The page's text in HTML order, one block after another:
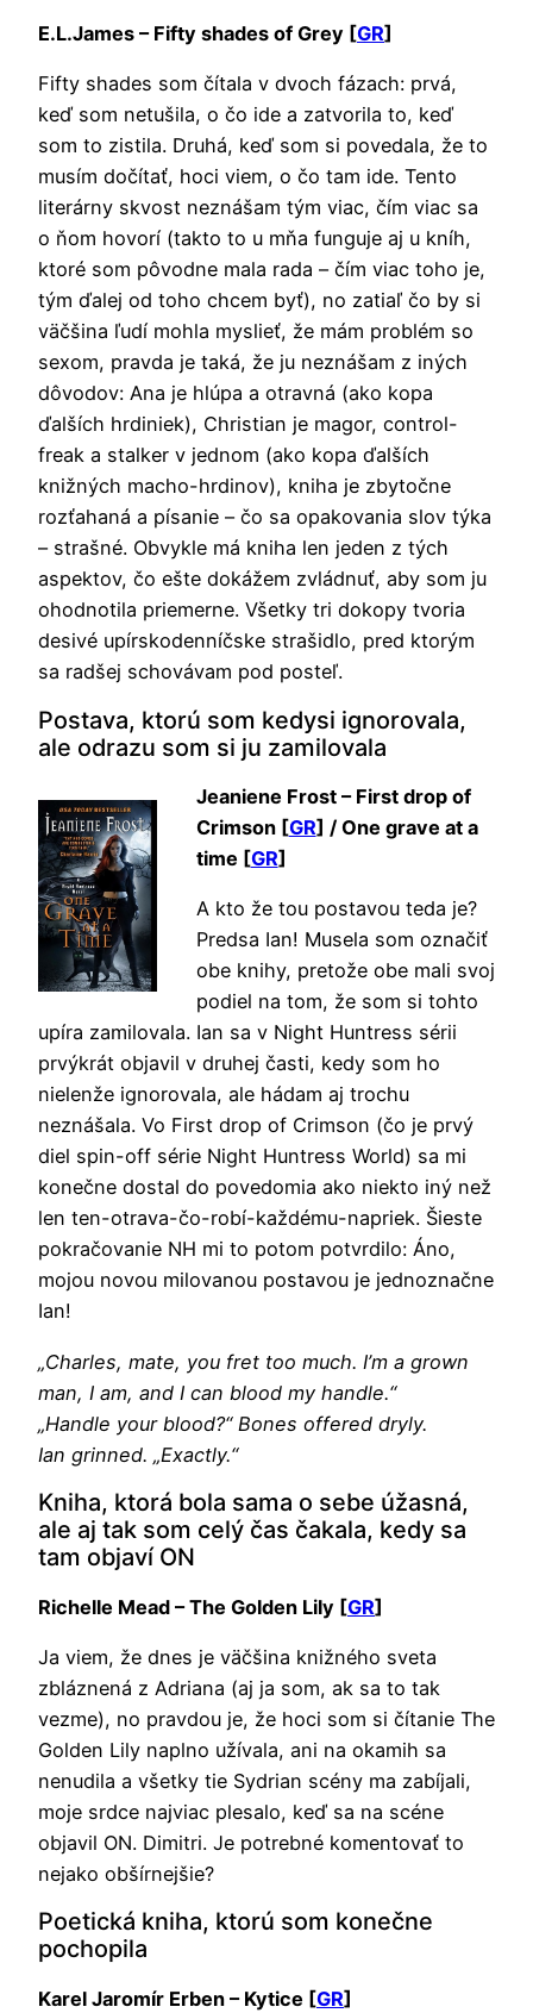
E.L.James – Fifty shades of Grey [GR]
Fifty shades som čítala v dvoch fázach: prvá,
keď som netušila, o čo ide a zatvorila to, keď
som to zistila. Druhá, keď som si povedala, že to
musím dočítať, hoci viem, o čo tam ide. Tento
literárny skvost neznášam tým viac, čím viac sa
o ňom hovorí (takto to u mňa funguje aj u kníh,
ktoré som pôvodne mala rada – čím viac toho je,
tým ďalej od toho chcem byť), no zatiaľ čo by si
väčšina ľudí mohla myslieť, že mám problém so
sexom, pravda je taká, že ju neznášam z iných
dôvodov: Ana je hlúpa a otravná (ako kopa
ďalších hrdiniek), Christian je magor, control-
freak a stalker v jednom (ako kopa ďalších
knižných macho-hrdinov), kniha je zbytočne
rozťahaná a písanie – čo sa opakovania slov týka
– strašné. Obvykle má kniha len jeden z tých
aspektov, čo ešte dokážem zvládnuť, aby som ju
ohodnotila priemerne. Všetky tri dokopy tvoria
desivé upírskodenníčske strašidlo, pred ktorým
sa radšej schovávam pod posteľ.
Postava, ktorú som kedysi ignorovala,
ale odrazu som si ju zamilovala
Jeaniene Frost – First drop of
Crimson [GR] / One grave at a
time [GR]
A kto že tou postavou teda je?
Predsa Ian! Musela som označiť
obe knihy, pretože obe mali svoj
podiel na tom, že som si tohto
upíra zamilovala. Ian sa v Night Huntress sérii
prvýkrát objavil v druhej časti, kedy som ho
nielenže ignorovala, ale hádam aj trochu
neznášala. Vo First drop of Crimson (čo je prvý
diel spin-off série Night Huntress World) sa mi
konečne dostal do povedomia ako niekto iný než
len ten-otrava-čo-robí-každému-napriek. Šieste
pokračovanie NH mi to potom potvrdilo: Áno,
mojou novou milovanou postavou je jednoznačne
Ian!
„Charles, mate, you fret too much. I’m a grown
man, I am, and I can blood my handle.“
„Handle your blood?“ Bones offered dryly.
Ian grinned. „Exactly.“
Kniha, ktorá bola sama o sebe úžasná,
ale aj tak som celý čas čakala, kedy sa
tam objaví ON
Richelle Mead – The Golden Lily [GR]
Ja viem, že dnes je väčšina knižného sveta
zbláznená z Adriana (aj ja som, ak sa to tak
vezme), no pravdou je, že hoci som si čítanie The
Golden Lily naplno užívala, ani na okamih sa
nenudila a všetky tie Sydrian scény ma zabíjali,
moje srdce najviac plesalo, keď sa na scéne
objavil ON. Dimitri. Je potrebné komentovať to
nejako obšírnejšie?
Poetická kniha, ktorú som konečne
pochopila
Karel Jaromír Erben – Kytice [GR]